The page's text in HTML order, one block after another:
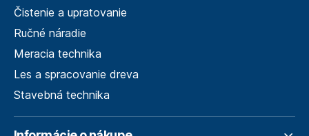
Čistenie a upratovanie
Ručné náradie
Meracia technika
Les a spracovanie dreva
Stavebná technika